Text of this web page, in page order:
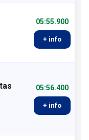
05:55.900
+ info
05:56.400
+ info